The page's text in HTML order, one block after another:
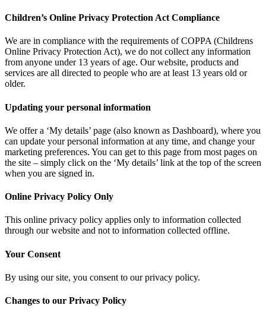
Children’s Online Privacy Protection Act Compliance
We are in compliance with the requirements of COPPA (Childrens
Online Privacy Protection Act), we do not collect any information
from anyone under 13 years of age. Our website, products and
services are all directed to people who are at least 13 years old or
older.
Updating your personal information
We offer a ‘My details’ page (also known as Dashboard), where you
can update your personal information at any time, and change your
marketing preferences. You can get to this page from most pages on
the site – simply click on the ‘My details’ link at the top of the screen
when you are signed in.
Online Privacy Policy Only
This online privacy policy applies only to information collected
through our website and not to information collected offline.
Your Consent
By using our site, you consent to our privacy policy.
Changes to our Privacy Policy